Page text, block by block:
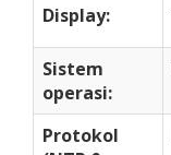
Display:
Sistem
operasi:
Protokol